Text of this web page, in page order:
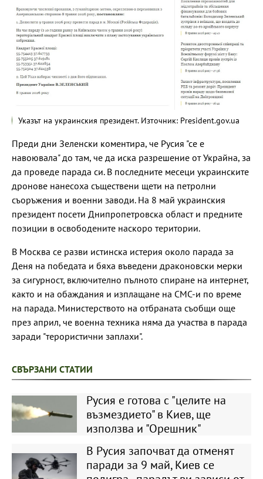
Указът на украинския президент. Източник: President.gov.ua
Преди дни Зеленски коментира, че Русия "се е
навоювала" до там, че да иска разрешение от Украйна, за
да проведе парада си. В последните месеци украинските
дронове нанесоха съществени щети на петролни
съоръжения и военни заводи. На 8 май украинския
президент посети Днипропетровска област и предните
позиции в освободените наскоро територии.
В Москва се разви истинска истерия около парада за
Деня на победата и бяха въведени драконовски мерки
за сигурност, включително пълното спиране на интернет,
както и на обаждания и изплащане на СМС-и по време
на парада. Министерството на отбраната съобщи още
през април, че военна техника няма да участва в парада
заради "терористични заплахи".
СВЪРЗАНИ СТАТИИ
Русия е готова с "целите на
възмездието" в Киев, ще
използва и "Орешник"
В Русия започват да отменят
паради за 9 май, Киев се